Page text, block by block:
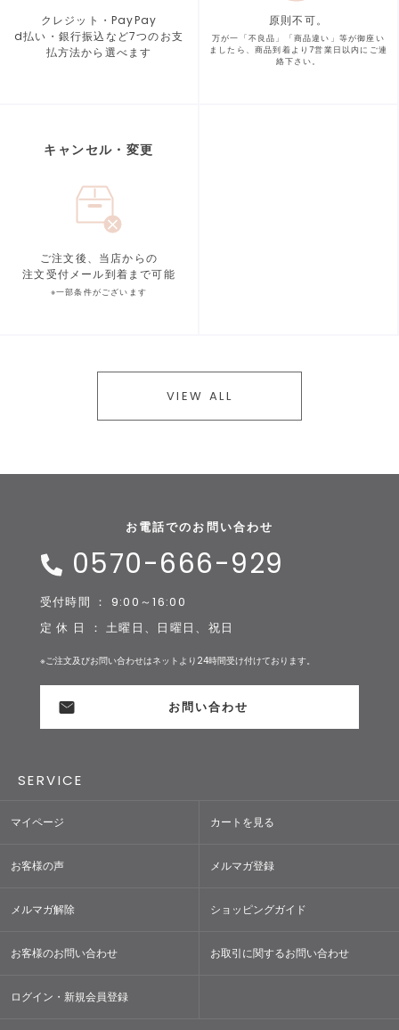
クレジット・PayPay
d払い・銀行振込など7つのお支
払方法から選べます
原則不可。
万が一「不良品」「商品違い」等が御座い
ましたら、商品到着より7営業日以内にご連
絡下さい。
キャンセル・変更
ご注文後、当店からの
注文受付メール到着まで可能
※一部条件がございます
VIEW ALL
お電話でのお問い合わせ
0570-666-929
受付時間 ： 9:00～16:00
定 休 日 ： 土曜日、日曜日、祝日
※ご注文及びお問い合わせはネットより24時間受け付けております。
お問い合わせ
SERVICE
マイページ カートを見る
お客様の声 メルマガ登録
メルマガ解除 ショッピングガイド
お客様のお問い合わせ お取引に関するお問い合わせ
ログイン・新規会員登録